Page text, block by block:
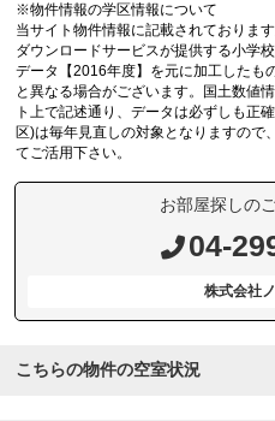
※物件情報の学区情報について
当サイト物件情報に記載されておりま
ダウンロードサービスが提供する小学
データ【2016年度】を元に加工したも
と異なる場合がございます。国土数値
ト上で記述通り、データは必ずしも正
区)は毎年見直しの対象となりますので
てご活用下さい。
お部屋探しの
04-
株式会社
こちらの物件の空室状況